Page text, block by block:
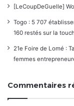
[LeCoupDeGuelle]
Togo : 5 707
160 restés sur la
21e Foire de Lomé :
femmes
Commentaires